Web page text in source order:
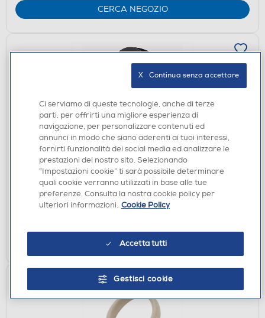
CERCA NEGOZIO
CUFFIE
BEATS BY DR.DRE - Solo 3 Wireless-Nero
DISPONIBILE SOLO IN NEGOZIO
Acquisto online:non disponibile
CERCA NEGOZIO
Ci serviamo di queste tecnologie, anche di terze
parti, per offrirti una migliore esperienza di
navigazione, per personalizzare contenuti ed
annunci in modo che siano aderenti ai tuoi interessi,
fornirti funzionalità dei social media ed analizzare le
prestazioni del nostro sito. Selezionando
“Impostazioni cookie” ti sarà possibile determinare
quali cookie verranno utilizzati in base alle tue
preferenze. Consulta la nostra cookie policy per
ulteriori informazioni. Cookie Policy
Accetta tutti
Gestisci cookie
X   Continua senza accettare